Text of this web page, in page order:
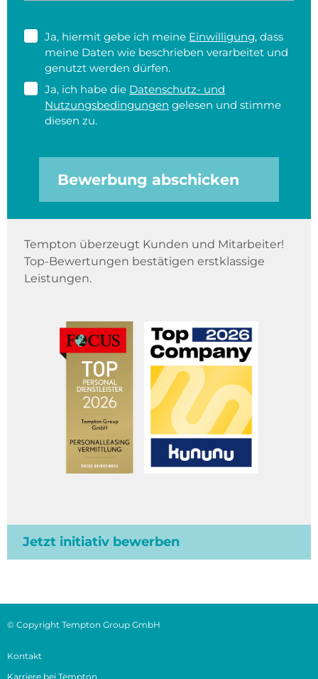
Ja, hiermit gebe ich meine Einwilligung, dass
meine Daten wie beschrieben verarbeitet und
genutzt werden dürfen.
Ja, ich habe die Datenschutz- und
Nutzungsbedingungen gelesen und stimme
diesen zu.
Bewerbung abschicken
Tempton überzeugt Kunden und Mitarbeiter!
Top-Bewertungen bestätigen erstklassige
Leistungen.
Jetzt initiativ bewerben
© Copyright Tempton Group GmbH
Kontakt
Karriere bei Tempton